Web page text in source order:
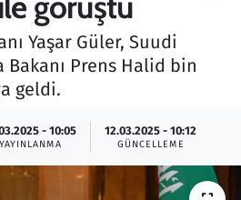
Yaşar Güler, Suudi
Prens Halid bin
geldi.
- 10:05
YAYINLANMA
12.03.2025 - 10:12
GÜNCELLEME